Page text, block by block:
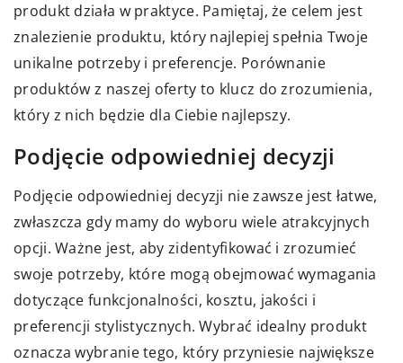
produkt działa w praktyce. Pamiętaj, że celem jest
znalezienie produktu, który najlepiej spełnia Twoje
unikalne potrzeby i preferencje. Porównanie
produktów z naszej oferty to klucz do zrozumienia,
który z nich będzie dla Ciebie najlepszy.
Podjęcie odpowiedniej decyzji
Podjęcie odpowiedniej decyzji nie zawsze jest łatwe,
zwłaszcza gdy mamy do wyboru wiele atrakcyjnych
opcji. Ważne jest, aby zidentyfikować i zrozumieć
swoje potrzeby, które mogą obejmować wymagania
dotyczące funkcjonalności, kosztu, jakości i
preferencji stylistycznych. Wybrać idealny produkt
oznacza wybranie tego, który przyniesie największe